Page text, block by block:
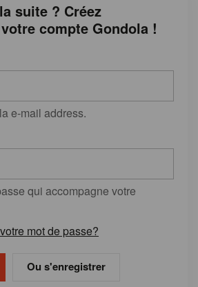
suite ? Créez
compte Gondola !
e-mail address.
qui accompagne votre
mot de passe?
Ou s'enregistrer